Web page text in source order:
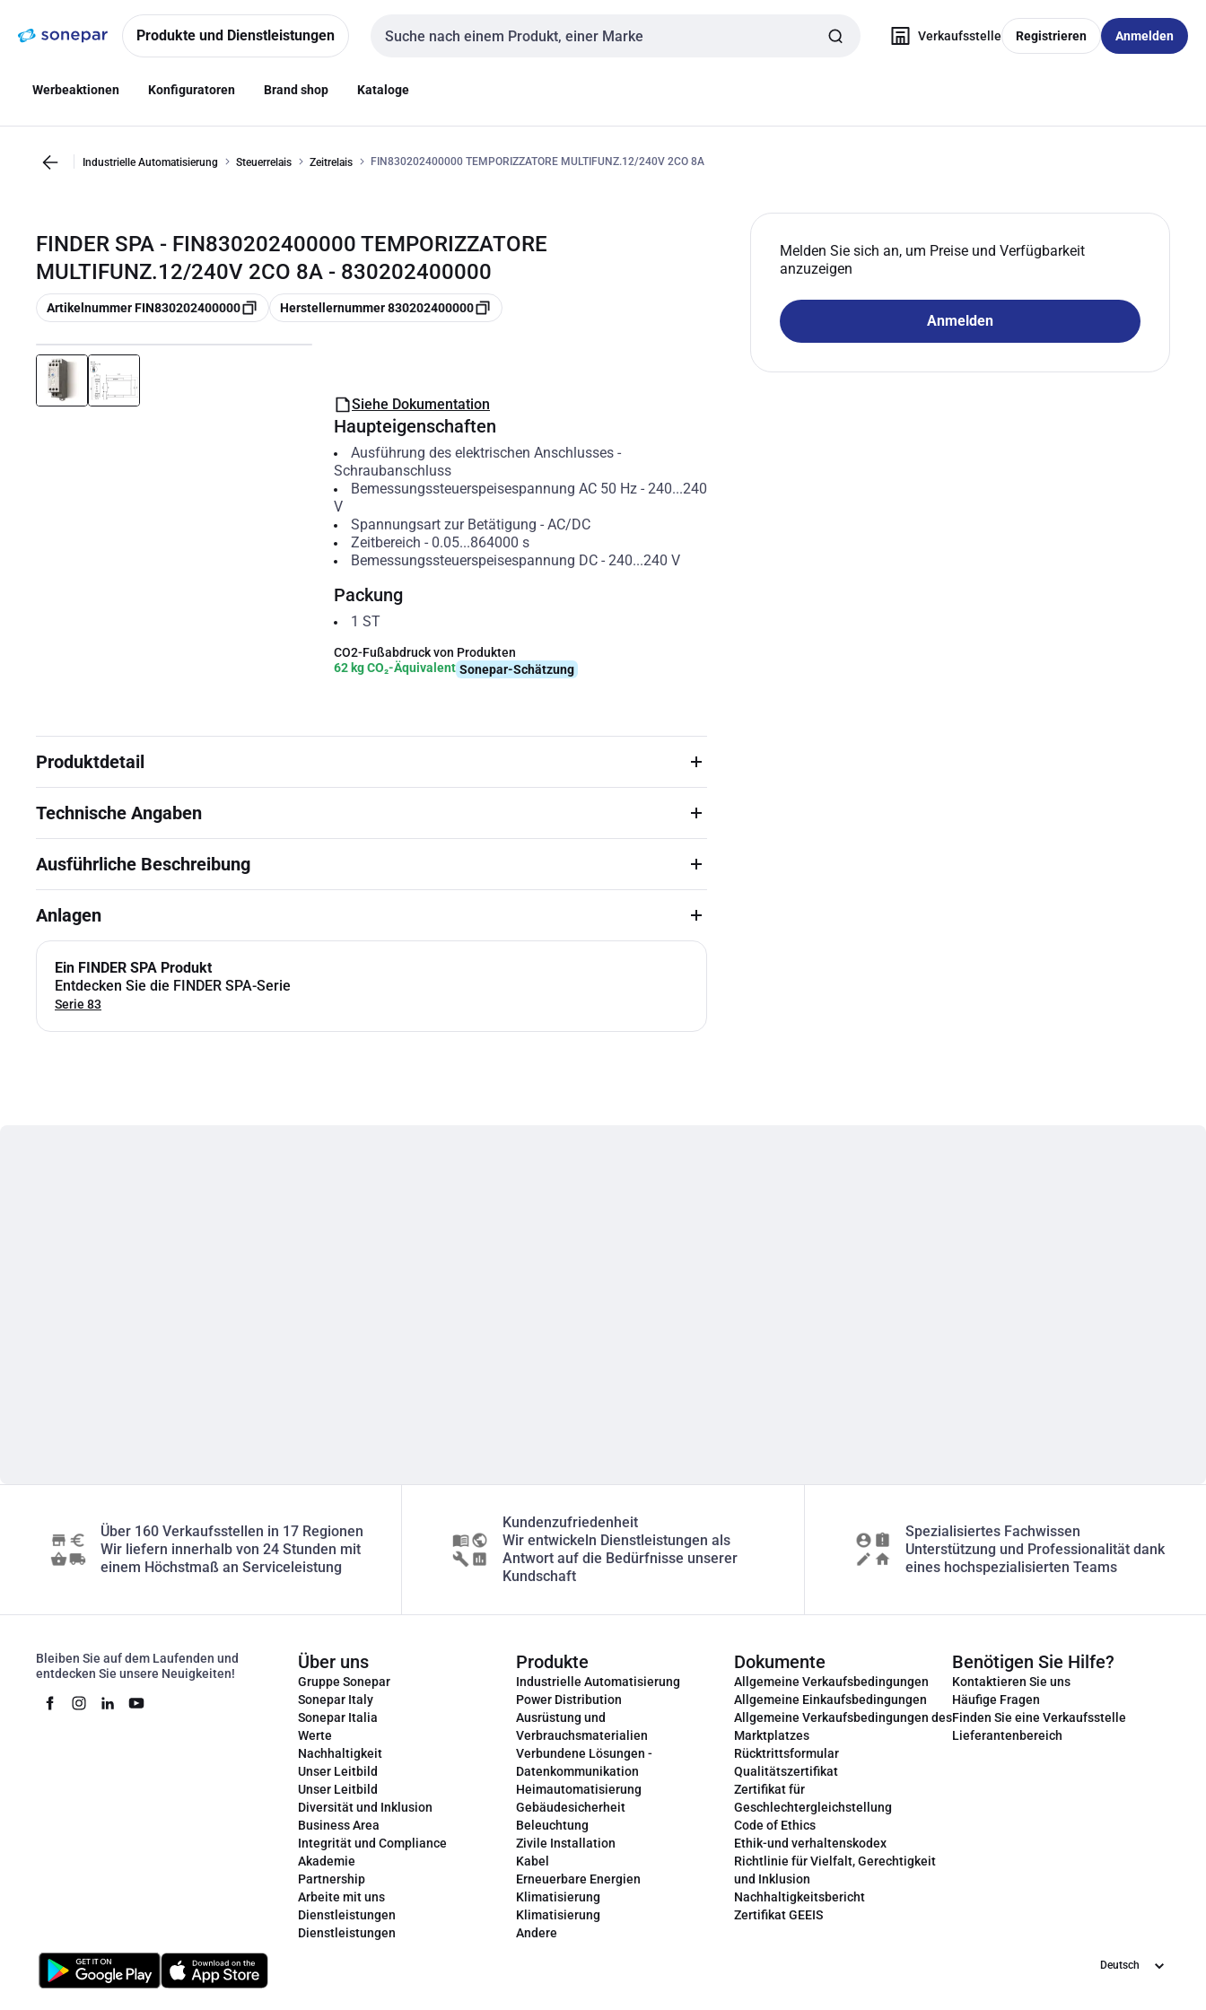
NavigationInhalt
Produkte und Dienstleistungen
Sucheingabe
Verkaufsstelle Registrieren Anmelden
Werbeaktionen Konfiguratoren Brand shop Kataloge
Industrielle Automatisierung Steuerrelais Zeitrelais FIN830202400000 TEMPORIZZATORE MULTIFUNZ.12/240V 2CO 8A
FINDER SPA - FIN830202400000 TEMPORIZZATORE
MULTIFUNZ.12/240V 2CO 8A - 830202400000
Kopieren
Artikelnummer FIN830202400000 Kopieren
Herstellernummer 830202400000
Melden Sie sich an, um Preise und Verfügbarkeit
anzuzeigen
Anmelden
Siehe Dokumentation
Haupteigenschaften
Ausführung des elektrischen Anschlusses-
Schraubanschluss
Bemessungssteuerspeisespannung AC 50 Hz- 240...240
V
Spannungsart zur Betätigung - AC/DC
Zeitbereich - 0.05...864000 s
Bemessungssteuerspeisespannung DC- 240...240 V
Packung
1 ST
CO2-Fußabdruck von Produkten
62 kg CO₂-Äquivalent Sonepar-Schätzung
Produktdetail
Technische Angaben
Ausführliche Beschreibung
Anlagen
Ein FINDER SPA Produkt
Entdecken Sie die FINDER SPA-Serie
Serie 83
Über 160 Verkaufsstellen in 17 Regionen
Wir liefern innerhalb von 24 Stunden mit
einem Höchstmaß an Serviceleistung
Kundenzufriedenheit
Wir entwickeln Dienstleistungen als
Antwort auf die Bedürfnisse unserer
Kundschaft
Spezialisiertes Fachwissen
Unterstützung und Professionalität dank
eines hochspezialisierten Teams
Bleiben Sie auf dem Laufenden und
entdecken Sie unsere Neuigkeiten!
Über uns
Gruppe Sonepar
Sonepar Italy
Sonepar Italia
Werte
Nachhaltigkeit
Unser Leitbild
Unser Leitbild
Diversität und Inklusion
Business Area
Integrität und Compliance
Akademie
Partnership
Arbeite mit uns
Dienstleistungen
Dienstleistungen
Produkte
Industrielle Automatisierung
Power Distribution
Ausrüstung und
Verbrauchsmaterialien
Verbundene Lösungen -
Datenkommunikation
Heimautomatisierung
Gebäudesicherheit
Beleuchtung
Zivile Installation
Kabel
Erneuerbare Energien
Klimatisierung
Klimatisierung
Andere
Dokumente
Allgemeine Verkaufsbedingungen
Allgemeine Einkaufsbedingungen
Allgemeine Verkaufsbedingungen des
Marktplatzes
Rücktrittsformular
Qualitätszertifikat
Zertifikat für
Geschlechtergleichstellung
Code of Ethics
Ethik-und verhaltenskodex
Richtlinie für Vielfalt, Gerechtigkeit
und Inklusion
Nachhaltigkeitsbericht
Zertifikat GEEIS
Benötigen Sie Hilfe?
Kontaktieren Sie uns
Häufige Fragen
Finden Sie eine Verkaufsstelle
Lieferantenbereich
Sprache